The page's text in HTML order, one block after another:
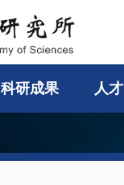
科研成果 人